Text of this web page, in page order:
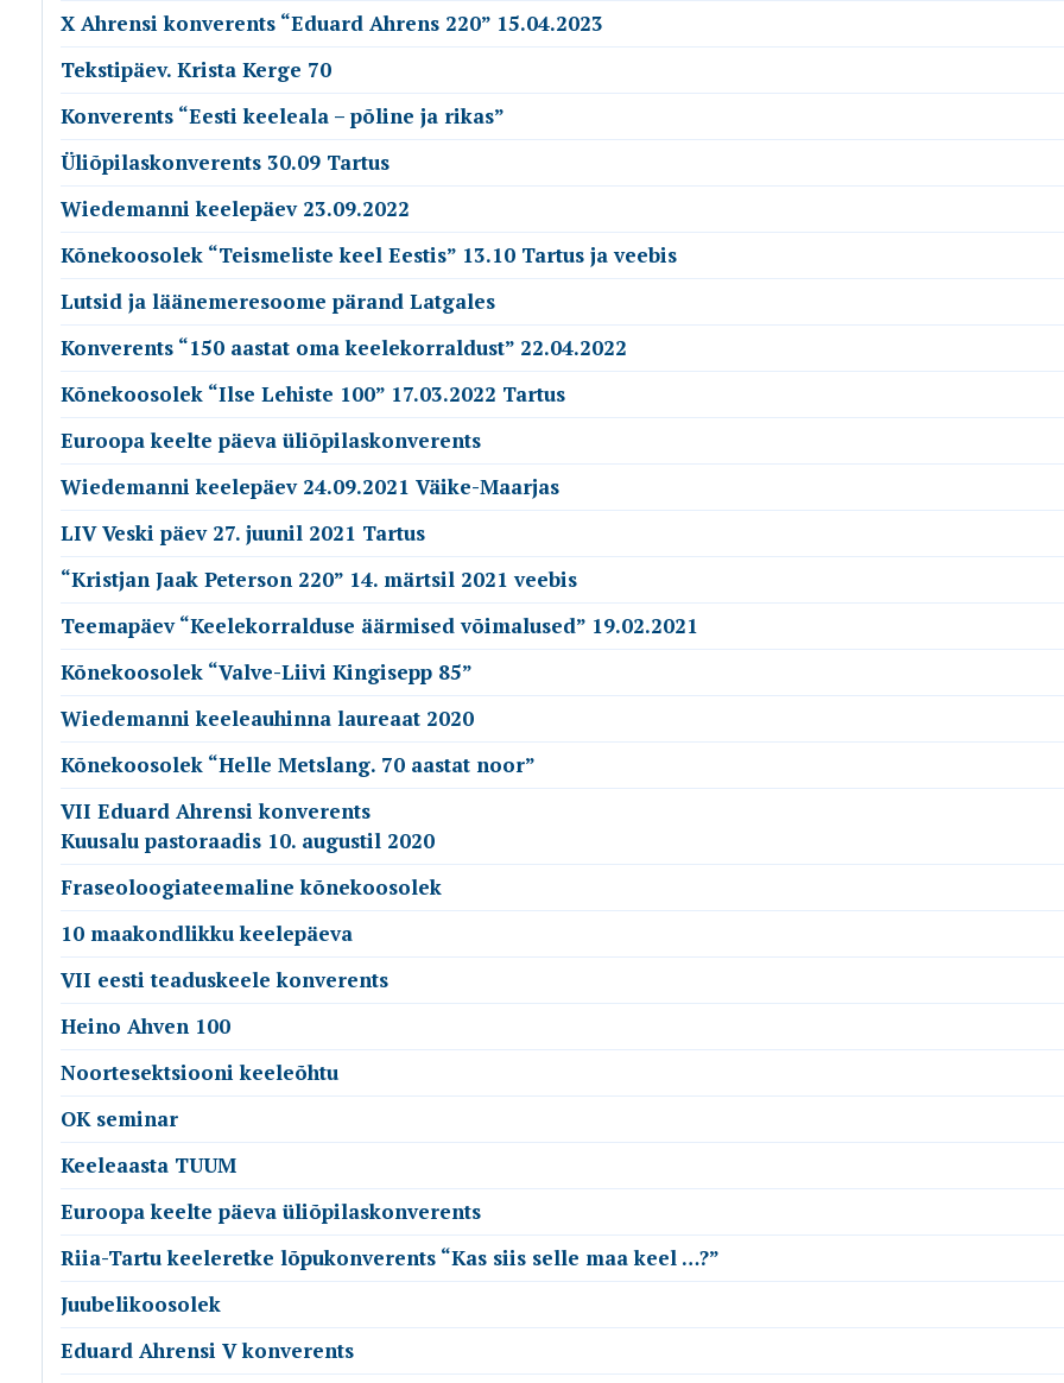
X Ahrensi konverents “Eduard Ahrens 220” 15.04.2023
Tekstipäev. Krista Kerge 70
Konverents “Eesti keeleala – põline ja rikas”
Üliõpilaskonverents 30.09 Tartus
Wiedemanni keelepäev 23.09.2022
Kõnekoosolek “Teismeliste keel Eestis” 13.10 Tartus ja veebis
Lutsid ja läänemeresoome pärand Latgales
Konverents “150 aastat oma keelekorraldust” 22.04.2022
Kõnekoosolek “Ilse Lehiste 100” 17.03.2022 Tartus
Euroopa keelte päeva üliõpilaskonverents
Wiedemanni keelepäev 24.09.2021 Väike-Maarjas
LIV Veski päev 27. juunil 2021 Tartus
“Kristjan Jaak Peterson 220” 14. märtsil 2021 veebis
Teemapäev “Keelekorralduse äärmised võimalused” 19.02.2021
Kõnekoosolek “Valve-Liivi Kingisepp 85”
Wiedemanni keeleauhinna laureaat 2020
Kõnekoosolek “Helle Metslang. 70 aastat noor”
VII Eduard Ahrensi konverents
Kuusalu pastoraadis 10. augustil 2020
Fraseoloogiateemaline kõnekoosolek
10 maakondlikku keelepäeva
VII eesti teaduskeele konverents
Heino Ahven 100
Noortesektsiooni keeleõhtu
OK seminar
Keeleaasta TUUM
Euroopa keelte päeva üliõpilaskonverents
Riia-Tartu keeleretke lõpukonverents “Kas siis selle maa keel …?”
Juubelikoosolek
Eduard Ahrensi V konverents